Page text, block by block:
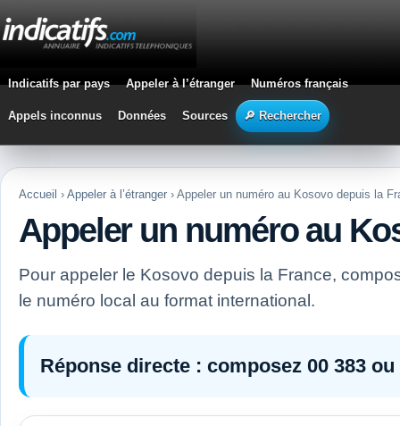
Indicatifs par pays Appeler à l’étranger Numéros français
Appels inconnus Données Sources 🔎 Rechercher
Accueil › Appeler à l’étranger › Appeler un numéro au Kosovo depuis la
Appeler un numéro au
Pour appeler le Kosovo depuis la France,
le numéro local au format international.
Réponse directe : composez 00 383 ou